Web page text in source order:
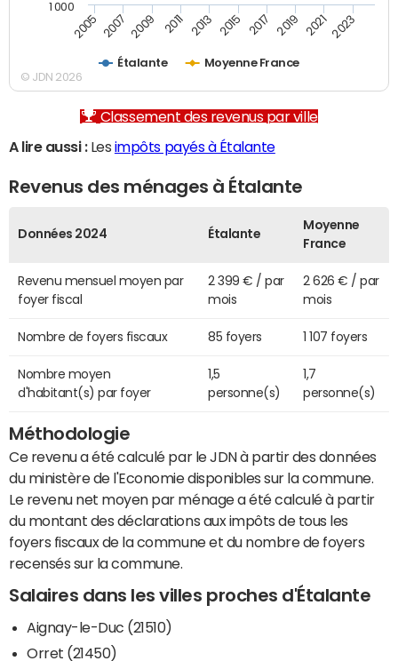
Étalante Moyenne France
2005 2007 2009 2011 2013 2015 2017 2019 2021 2023
1 000
© JDN 2026
Classement des revenus par ville
A lire aussi :Les impôts payés à Étalante
Revenus des ménages à Étalante
Données 2024 Étalante
Moyenne
France
Revenu mensuel moyen par
foyer fiscal
2 399 € / par
mois
2 626 € / par
mois
Nombre de foyers fiscaux 85 foyers 1 107 foyers
Nombre moyen
d'habitant(s) par foyer
1,5
personne(s)
1,7
personne(s)
Méthodologie
Ce revenu a été calculé par le JDN à partir des données
du ministère de l'Economie disponibles sur la commune.
Le revenu net moyen par ménage a été calculé à partir
du montant des déclarations aux impôts de tous les
foyers fiscaux de la commune et du nombre de foyers
recensés sur la commune.
Salaires dans les villes proches d'Étalante
Aignay-le-Duc (21510)
Orret (21450)